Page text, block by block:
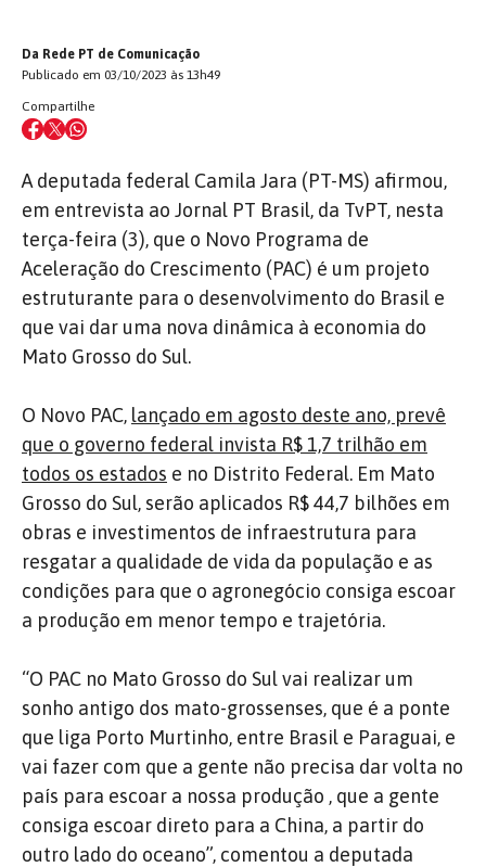
Da Rede PT de Comunicação
Publicado em 03/10/2023 às 13h49
Compartilhe
A deputada federal Camila Jara (PT-MS) afirmou,
em entrevista ao Jornal PT Brasil, da TvPT, nesta
terça-feira (3), que o Novo Programa de
Aceleração do Crescimento (PAC) é um projeto
estruturante para o desenvolvimento do Brasil e
que vai dar uma nova dinâmica à economia do
Mato Grosso do Sul.
O Novo PAC, lançado em agosto deste ano, prevê
que o governo federal invista R$ 1,7 trilhão em
todos os estados e no Distrito Federal. Em Mato
Grosso do Sul, serão aplicados R$ 44,7 bilhões em
obras e investimentos de infraestrutura para
resgatar a qualidade de vida da população e as
condições para que o agronegócio consiga escoar
a produção em menor tempo e trajetória.
“O PAC no Mato Grosso do Sul vai realizar um
sonho antigo dos mato-grossenses, que é a ponte
que liga Porto Murtinho, entre Brasil e Paraguai, e
vai fazer com que a gente não precisa dar volta no
país para escoar a nossa produção , que a gente
consiga escoar direto para a China, a partir do
outro lado do oceano”, comentou a deputada